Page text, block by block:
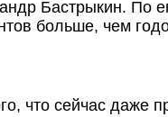
Бастрыкин. По
больше, чем
что сейчас даже